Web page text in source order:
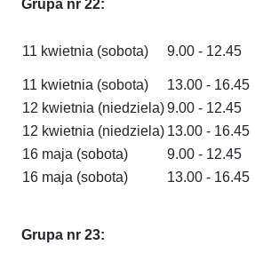
Grupa nr 22:
11 kwietnia (sobota) 9.00 - 12.45
11 kwietnia (sobota)
13.00 - 16.45
12 kwietnia (niedziela)9.00 - 12.45
12 kwietnia (niedziela) 13.00 - 16.45
16 maja (sobota)
9.00 - 12.45
16 maja (sobota)
13.00 - 16.45
Grupa nr 23: